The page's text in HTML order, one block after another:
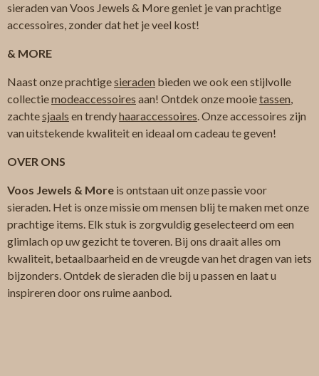
sieraden van Voos Jewels & More geniet je van prachtige
accessoires, zonder dat het je veel kost!
& MORE
Naast onze prachtigesieraden bieden we ook een stijlvolle
collectiemodeaccessoires aan! Ontdek onze mooietassen,
zachtesjaals en trendyhaaraccessoires. Onze accessoires zijn
van uitstekende kwaliteit en ideaal om cadeau te geven!
OVER ONS
Voos Jewels & More is ontstaan uit onze passie voor
sieraden. Het is onze missie om mensen blij te maken met onze
prachtige items. Elk stuk is zorgvuldig geselecteerd om een
glimlach op uw gezicht te toveren. Bij ons draait alles om
kwaliteit, betaalbaarheid en de vreugde van het dragen van iets
bijzonders. Ontdek de sieraden die bij u passen en laat u
inspireren door ons ruime aanbod.